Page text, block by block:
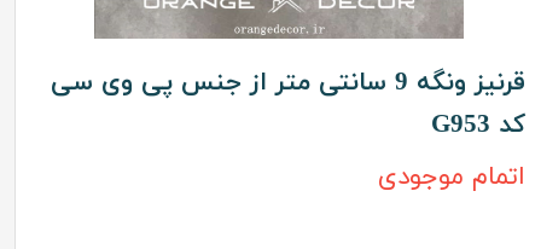
قرنیز ونگه 9 سانتی متر از جنس پی وی سی
کد G953
اتمام موجودی